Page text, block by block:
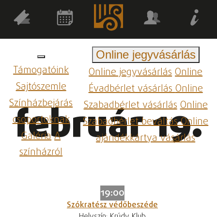
Támogatóink
Sajtószemle
Színházbejárás
csoportoknak
GalériaA
színházról
Online jegyvásárlás
Online jegyvásárlásOnline
Évadbérlet vásárlásOnline
Szabadbérlet vásárlásOnline
Szabadbérlet beváltásOnline
ajándékkártya vásárlás
február 19.
19:00
Szókratész védőbeszéde